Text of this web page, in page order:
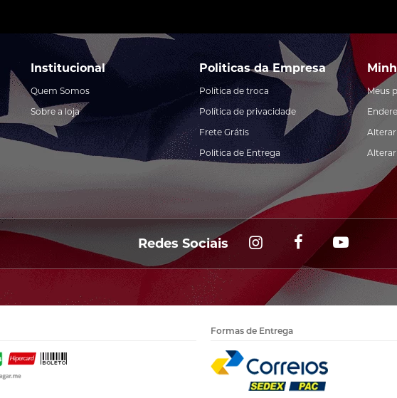
Institucional
Quem Somos
Sobre a loja
Politicas da Empresa
Política de troca
Política de privacidade
Frete Grátis
Politica de Entrega
Meus
Redes Sociais
Formas de Entrega